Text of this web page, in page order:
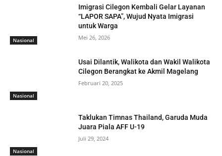
Nasional
Imigrasi Cilegon Kembali Gelar Layanan
“LAPOR SAPA”, Wujud Nyata Imigrasi
untuk Warga
Mei 26, 2026
Nasional
Usai Dilantik, Walikota dan Wakil Walikota
Cilegon Berangkat ke Akmil Magelang
Februari 20, 2025
Nasional
Taklukan Timnas Thailand, Garuda Muda
Juara Piala AFF U-19
Juli 29, 2024